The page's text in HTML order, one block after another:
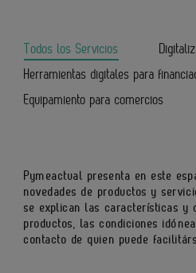
Todos los Servicios
Herramientas digitales para
Equipamiento para comercios
Pymeactual presenta en este
novedades de productos y
se explican las características y
productos, las condiciones
contacto de quien puede